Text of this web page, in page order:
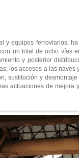
y equipos ferroviarios,
un total de ocho vías
y posterior
los accesos a las
sustitución y
actuaciones de